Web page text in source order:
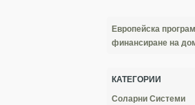
Европейска
финансиране на
КАТЕГОРИИ
Соларни Системи